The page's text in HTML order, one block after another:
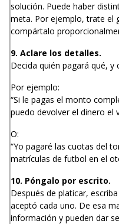
solución. Puede haber
meta. Por ejemplo, trate el
compártalo
9. Aclare los detalles.
Decida quién pagará qué, y
Por ejemplo:
“Si le pagas el monto
puedo devolver el dinero el
O:
“Yo pagaré las cuotas del
matrículas de futbol en el
10. Póngalo por escrito.
Después de platicar,
aceptó cada uno. De esa
información y pueden dar